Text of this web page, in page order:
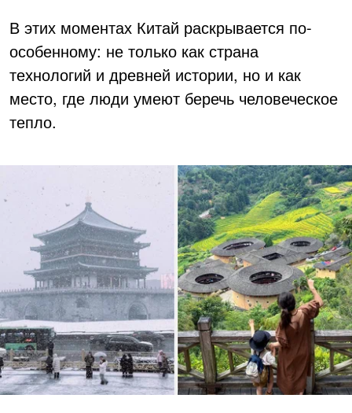
В этих моментах Китай раскрывается по-
особенному: не только как страна
технологий и древней истории, но и как
место, где люди умеют беречь человеческое
тепло.